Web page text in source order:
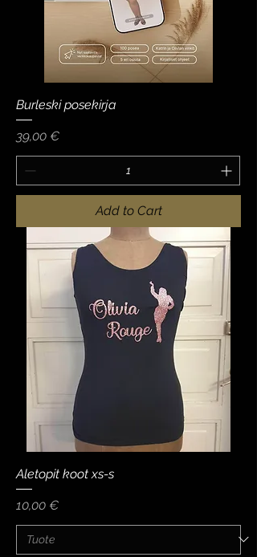
Burleski posekirja
Price
39,00 €
Add to Cart
Aletopit koot xs-s
Price
10,00 €